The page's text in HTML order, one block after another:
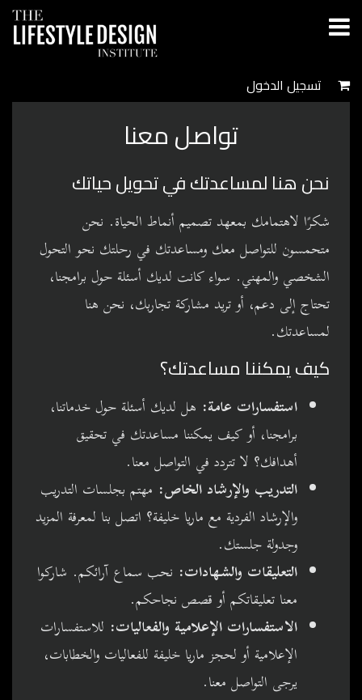
تسجيل الدخول
تواصل معنا
نحن هنا لمساعدتك في تحويل حياتك
شكرًا لاهتمامك بمعهد تصميم أنماط الحياة. نحن
متحمسون للتواصل معك ومساعدتك في رحلتك نحو التحول
الشخصي والمهني. سواء كانت لديك أسئلة حول برامجنا،
تحتاج إلى دعم، أو تريد مشاركة تجاربك، نحن هنا
لمساعدتك.
كيف يمكننا مساعدتك؟
استفسارات عامة: هل لديك أسئلة حول خدماتنا،
برامجنا، أو كيف يمكننا مساعدتك في تحقيق
أهدافك؟ لا تتردد في التواصل معنا.
التدريب والإرشاد الخاص: مهتم بجلسات التدريب
والإرشاد الفردية مع ماريا خليفة؟ اتصل بنا لمعرفة المزيد
وجدولة جلستك.
التعليقات والشهادات: نحب سماع آرائكم. شاركوا
معنا تعليقاتكم أو قصص نجاحكم.
الاستفسارات الإعلامية والفعاليات: للاستفسارات
الإعلامية أو لحجز ماريا خليفة للفعاليات والخطابات،
يرجى التواصل معنا.